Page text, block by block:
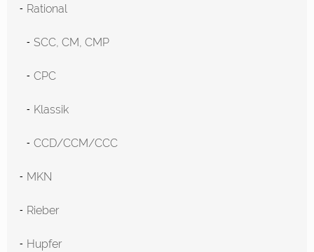
Rational
SCC, CM, CMP
CPC
Klassik
CCD/CCM/CCC
MKN
Rieber
Hupfer